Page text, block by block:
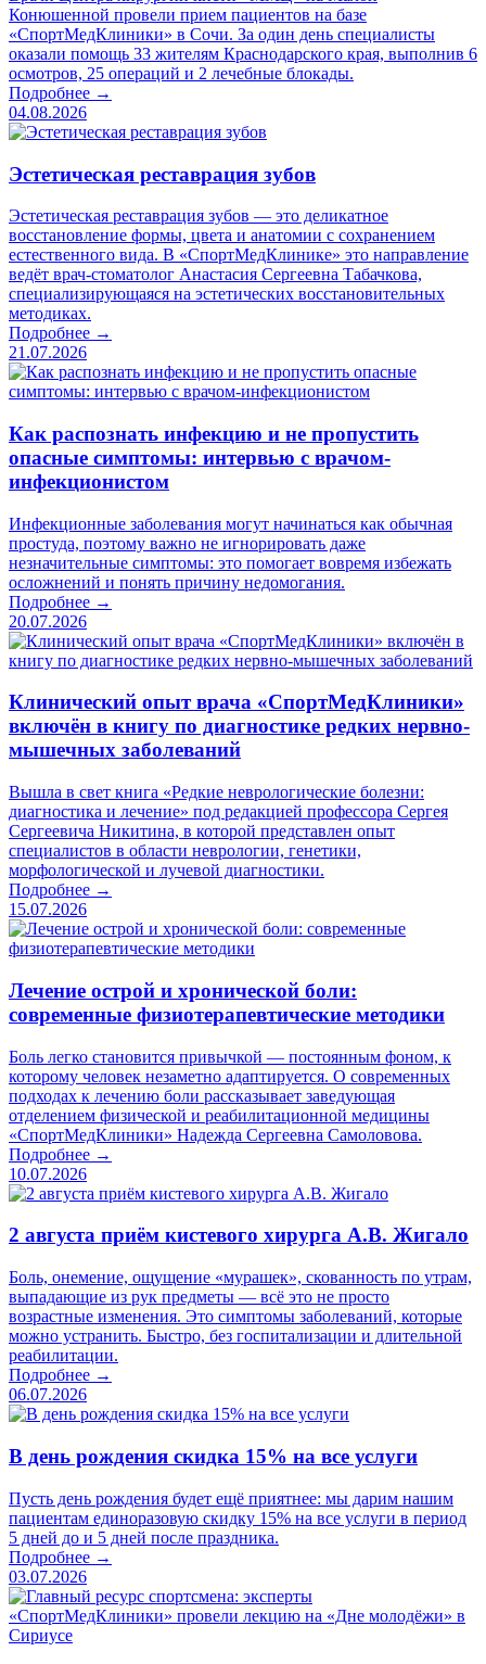
Конюшенной провели прием пациентов на базе
«СпортМедКлиники» в Сочи. За один день специалисты
оказали помощь 33 жителям Краснодарского края, выполнив 6
осмотров, 25 операций и 2 лечебные блокады.
Подробнее →
04.08.2026
Эстетическая реставрация зубов
Эстетическая реставрация зубов — это деликатное
восстановление формы, цвета и анатомии с сохранением
естественного вида. В «СпортМедКлинике» это направление
ведёт врач-стоматолог Анастасия Сергеевна Табачкова,
специализирующаяся на эстетических восстановительных
методиках.
Подробнее →
21.07.2026
Как распознать инфекцию и не пропустить
опасные симптомы: интервью с врачом-
инфекционистом
Инфекционные заболевания могут начинаться как обычная
простуда, поэтому важно не игнорировать даже
незначительные симптомы: это помогает вовремя избежать
осложнений и понять причину недомогания.
Подробнее →
20.07.2026
Клинический опыт врача «СпортМедКлиники»
включён в книгу по диагностике редких нервно-
мышечных заболеваний
Вышла в свет книга «Редкие неврологические болезни:
диагностика и лечение» под редакцией профессора Сергея
Сергеевича Никитина, в которой представлен опыт
специалистов в области неврологии, генетики,
морфологической и лучевой диагностики.
Подробнее →
15.07.2026
Лечение острой и хронической боли:
современные физиотерапевтические методики
Боль легко становится привычкой — постоянным фоном, к
которому человек незаметно адаптируется. О современных
подходах к лечению боли рассказывает заведующая
отделением физической и реабилитационной медицины
«СпортМедКлиники» Надежда Сергеевна Самоловова.
Подробнее →
10.07.2026
2 августа приём кистевого хирурга А.В. Жигало
Боль, онемение, ощущение «мурашек», скованность по утрам,
выпадающие из рук предметы — всё это не просто
возрастные изменения. Это симптомы заболеваний, которые
можно устранить. Быстро, без госпитализации и длительной
реабилитации.
Подробнее →
06.07.2026
В день рождения скидка 15% на все услуги
Пусть день рождения будет ещё приятнее: мы дарим нашим
пациентам единоразовую скидку 15% на все услуги в период
5 дней до и 5 дней после праздника.
Подробнее →
03.07.2026